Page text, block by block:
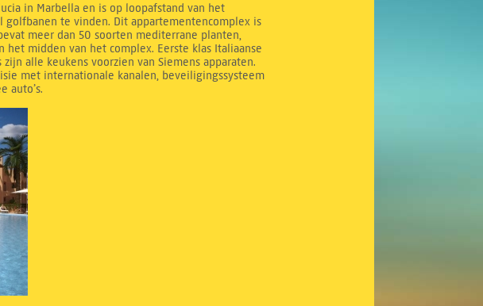
in Marbella en is op loopafstand van het
golfbanen te vinden. Dit appartementencomplex is
meer dan 50 soorten mediterrane planten,
midden van het complex. Eerste klas Italiaanse
alle keukens voorzien van Siemens apparaten.
met internationale kanalen, beveiligingssysteem
auto’s.